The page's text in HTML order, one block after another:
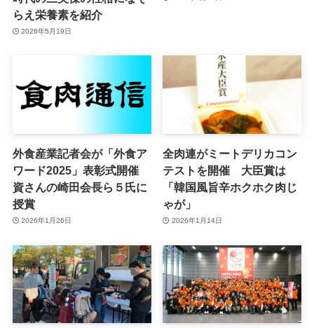
らえ栄養素を紹介
2026年5月19日
外食産業記者会が「外食ア
ワード2025」表彰式開催
資さんの崎田会長ら５氏に
授賞
2026年1月26日
全肉連がミートデリカコン
テストを開催 大臣賞は
「韓国風旨辛ホクホク肉じ
ゃが」
2026年1月14日